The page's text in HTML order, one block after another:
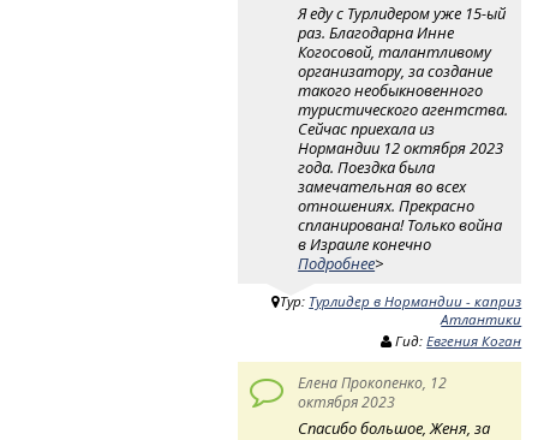
Я еду с Турлидером уже 15-ый
раз. Благодарна Инне
Когосовой, талантливому
организатору, за создание
такого необыкновенного
туристического агентства.
Сейчас приехала из
Нормандии 12 октября 2023
года. Поездка была
замечательная во всех
отношениях. Прекрасно
спланирована! Только война
в Израиле конечно
Подробнее>
Тур: Турлидер в Нормандии - каприз
Атлантики
Гид:Евгения Коган
Елена Прокопенко, 12
октября 2023
Спасибо большое, Женя, за